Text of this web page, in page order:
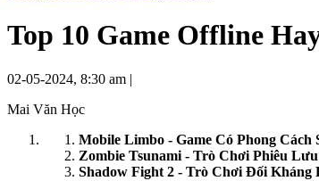
Top 10 Game Offline
02-05-2024, 8:30 am |
Mai Văn Học
Mobile Limbo - Game Có Phong Cách
Zombie Tsunami - Trò Chơi Phiêu
Shadow Fight 2 - Trò Chơi Đối